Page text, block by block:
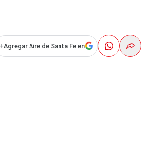
+Agregar Aire de Santa Fe en